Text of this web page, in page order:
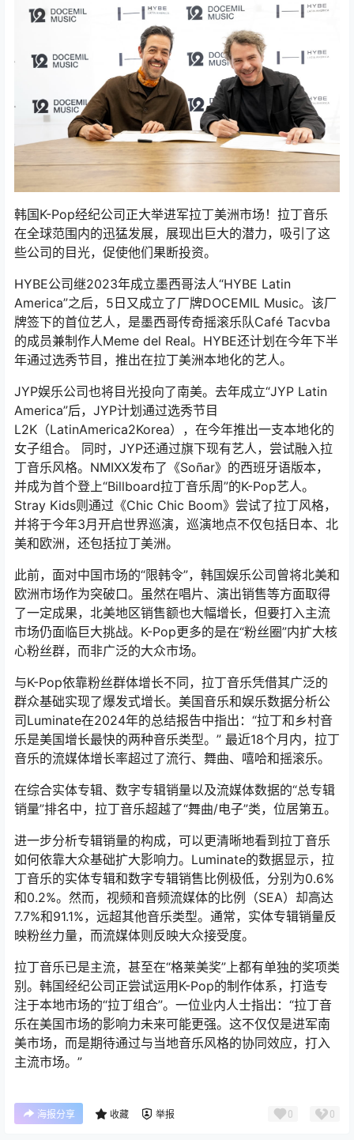
韩国K-Pop经纪公司正大举进军拉丁美洲市场！拉丁音乐
在全球范围内的迅猛发展，展现出巨大的潜力，吸引了这
些公司的目光，促使他们果断投资。
HYBE公司继2023年成立墨西哥法人“HYBE Latin
America”之后，5日又成立了厂牌DOCEMIL Music。该厂
牌签下的首位艺人，是墨西哥传奇摇滚乐队Café Tacvba
的成员兼制作人Meme del Real。HYBE还计划在今年下半
年通过选秀节目，推出在拉丁美洲本地化的艺人。
JYP娱乐公司也将目光投向了南美。去年成立“JYP Latin
America”后，JYP计划通过选秀节目
L2K（LatinAmerica2Korea），在今年推出一支本地化的
女子组合。 同时，JYP还通过旗下现有艺人，尝试融入拉
丁音乐风格。NMIXX发布了《Soñar》的西班牙语版本，
并成为首个登上“Billboard拉丁音乐周”的K-Pop艺人。
Stray Kids则通过《Chic Chic Boom》尝试了拉丁风格，
并将于今年3月开启世界巡演，巡演地点不仅包括日本、北
美和欧洲，还包括拉丁美洲。
此前，面对中国市场的“限韩令”，韩国娱乐公司曾将北美和
欧洲市场作为突破口。虽然在唱片、演出销售等方面取得
了一定成果，北美地区销售额也大幅增长，但要打入主流
市场仍面临巨大挑战。K-Pop更多的是在“粉丝圈”内扩大核
心粉丝群，而非广泛的大众市场。
与K-Pop依靠粉丝群体增长不同，拉丁音乐凭借其广泛的
群众基础实现了爆发式增长。美国音乐和娱乐数据分析公
司Luminate在2024年的总结报告中指出：“拉丁和乡村音
乐是美国增长最快的两种音乐类型。” 最近18个月内，拉丁
音乐的流媒体增长率超过了流行、舞曲、嘻哈和摇滚乐。
在综合实体专辑、数字专辑销量以及流媒体数据的“总专辑
销量”排名中，拉丁音乐超越了“舞曲/电子”类，位居第五。
进一步分析专辑销量的构成，可以更清晰地看到拉丁音乐
如何依靠大众基础扩大影响力。Luminate的数据显示，拉
丁音乐的实体专辑和数字专辑销售比例极低，分别为0.6%
和0.2%。然而，视频和音频流媒体的比例（SEA）却高达
7.7%和91.1%，远超其他音乐类型。通常，实体专辑销量反
映粉丝力量，而流媒体则反映大众接受度。
拉丁音乐已是主流，甚至在“格莱美奖”上都有单独的奖项类
别。韩国经纪公司正尝试运用K-Pop的制作体系，打造专
注于本地市场的“拉丁组合”。一位业内人士指出：“拉丁音
乐在美国市场的影响力未来可能更强。这不仅仅是进军南
美市场，而是期待通过与当地音乐风格的协同效应，打入
主流市场。”
海报分享 收藏 举报 0 0